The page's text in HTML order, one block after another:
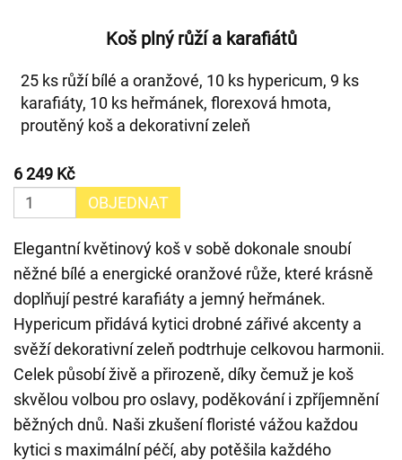
Koš plný růží a karafiátů
25 ks růží bílé a oranžové, 10 ks hypericum, 9 ks
karafiáty, 10 ks heřmánek, florexová hmota,
proutěný koš a dekorativní zeleň
6 249 Kč
OBJEDNAT
Elegantní květinový koš v sobě dokonale snoubí
něžné bílé a energické oranžové růže, které krásně
doplňují pestré karafiáty a jemný heřmánek.
Hypericum přidává kytici drobné zářivé akcenty a
svěží dekorativní zeleň podtrhuje celkovou harmonii.
Celek působí živě a přirozeně, díky čemuž je koš
skvělou volbou pro oslavy, poděkování i zpříjemnění
běžných dnů. Naši zkušení floristé vážou každou
kytici s maximální péčí, aby potěšila každého